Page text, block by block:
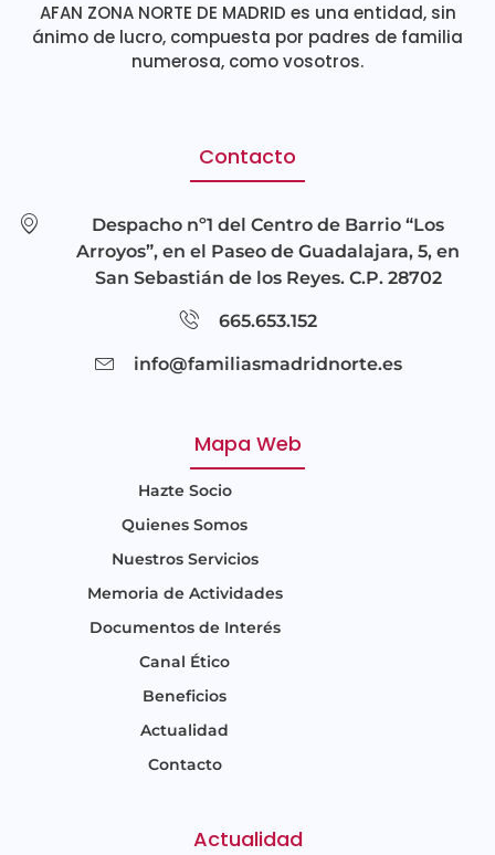
AFAN ZONA NORTE DE MADRID es una entidad, sin
ánimo de lucro, compuesta por padres de familia
numerosa, como vosotros.
Contacto
Despacho nº1 del Centro de Barrio “Los
Arroyos”, en el Paseo de Guadalajara, 5, en
San Sebastián de los Reyes. C.P. 28702
665.653.152
info@familiasmadridnorte.es
Mapa Web
Hazte Socio
Quienes Somos
Nuestros Servicios
Memoria de Actividades
Documentos de Interés
Canal Ético
Beneficios
Actualidad
Contacto
Actualidad